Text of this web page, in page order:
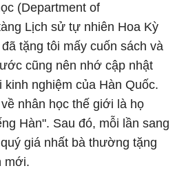
(Department of
Lịch sử tự nhiên Hoa Kỳ
tặng tôi mấy cuốn sách và
cũng nên nhớ cập nhật
nghiệm của Hàn Quốc.
nhân học thế giới là họ
Hàn". Sau đó, mỗi lần sang
giá nhất bà thường tặng
mới.